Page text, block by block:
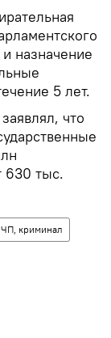
назначение
5 лет.
что
630 тыс.
криминал